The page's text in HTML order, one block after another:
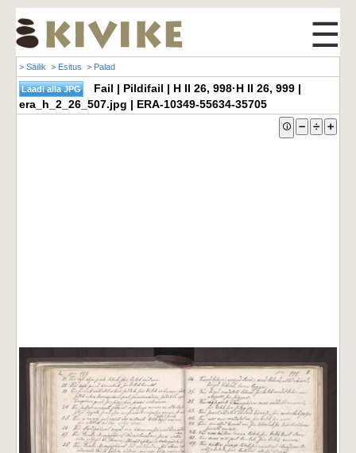
☰
> Säilik > Esitus > Palad
Fail | Pildifail | H II 26, 998·H II 26, 999 |
era_h_2_26_507.jpg | ERA-10349-55634-35705